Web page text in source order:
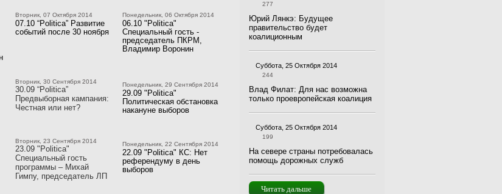
Вторник, 07 Октября 2014
07.10 “Politica” Развитие
событий после 30 ноября
Понедельник, 06 Октября 2014
06.10 "Politica"
Специальный гость -
председатель ПКРМ,
Владимир Воронин
Вторник, 30 Сентября 2014
30.09 “Politica”
Предвыборная кампания:
Честная или нет?
Понедельник, 29 Сентября 2014
29.09 "Politica"
Политическая обстановка
накануне выборов
Вторник, 23 Сентября 2014
23.09 "Politica"
Специальный гость
программы – Михай
Гимпу, председатель ЛП
Понедельник, 22 Сентября 2014
22.09 "Politica" КС: Нет
референдуму в день
выборов
277
Юрий Лянкэ: Будущее
правительство будет
коалиционным
Суббота, 25 Октября 2014
244
Влад Филат: Для нас возможна
только проевропейская коалиция
Суббота, 25 Октября 2014
199
На севере страны потребовалась
помощь дорожных служб
Читать дальше